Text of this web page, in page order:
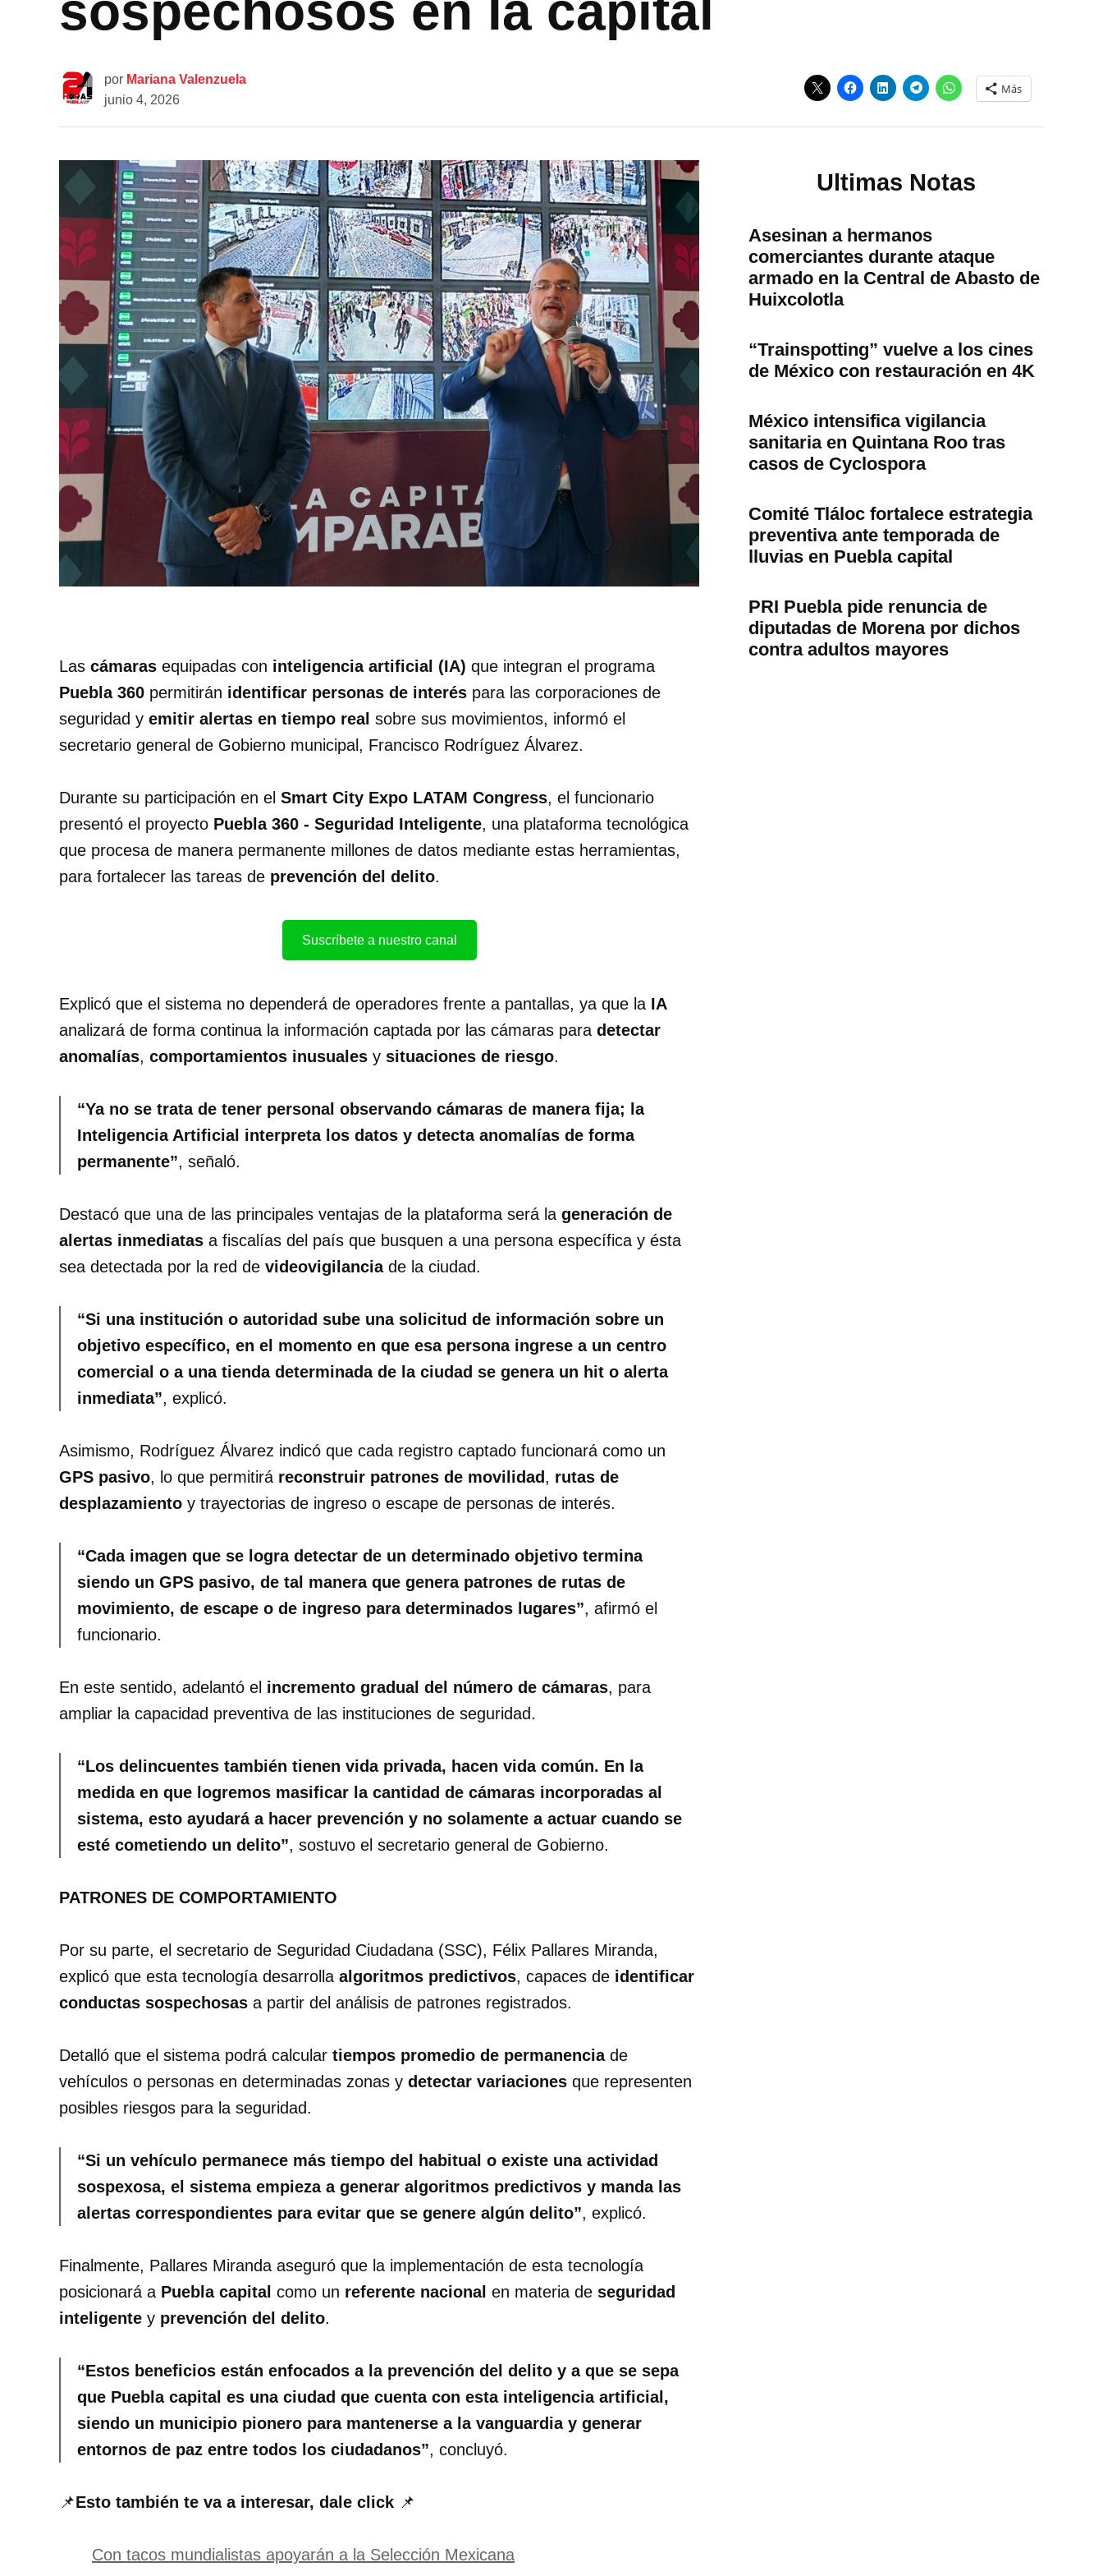
por Mariana Valenzuela
junio 4, 2026
Más
Las cámaras equipadas con inteligencia artificial (IA) que integran el programa
Puebla 360 permitirán identificar personas de interés para las corporaciones de
seguridad y emitir alertas en tiempo real sobre sus movimientos, informó el
secretario general de Gobierno municipal, Francisco Rodríguez Álvarez.
Durante su participación en el Smart City Expo LATAM Congress, el funcionario
presentó el proyecto Puebla 360 - Seguridad Inteligente, una plataforma tecnológica
que procesa de manera permanente millones de datos mediante estas herramientas,
para fortalecer las tareas de prevención del delito.
Suscríbete a nuestro canal
Explicó que el sistema no dependerá de operadores frente a pantallas, ya que la IA
analizará de forma continua la información captada por las cámaras para detectar
anomalías, comportamientos inusuales y situaciones de riesgo.
“Ya no se trata de tener personal observando cámaras de manera fija; la
Inteligencia Artificial interpreta los datos y detecta anomalías de forma
permanente”, señaló.
Destacó que una de las principales ventajas de la plataforma será la generación de
alertas inmediatas a fiscalías del país que busquen a una persona específica y ésta
sea detectada por la red de videovigilanciade la ciudad.
“Si una institución o autoridad sube una solicitud de información sobre un
objetivo específico, en el momento en que esa persona ingrese a un centro
comercial o a una tienda determinada de la ciudad se genera un hit o alerta
inmediata”, explicó.
Asimismo, Rodríguez Álvarez indicó que cada registro captado funcionará como un
GPS pasivo, lo que permitirá reconstruir patrones de movilidad , rutas de
desplazamiento y trayectorias de ingreso o escape de personas de interés.
“Cada imagen que se logra detectar de un determinado objetivo termina
siendo un GPS pasivo, de tal manera que genera patrones de rutas de
movimiento, de escape o de ingreso para determinados lugares”, afirmó el
funcionario.
En este sentido, adelantó el incremento gradual del número de cámaras, para
ampliar la capacidad preventiva de las instituciones de seguridad.
“Los delincuentes también tienen vida privada, hacen vida común. En la
medida en que logremos masificar la cantidad de cámaras incorporadas al
sistema, esto ayudará a hacer prevención y no solamente a actuar cuando se
esté cometiendo un delito”, sostuvo el secretario general de Gobierno.
PATRONES DE COMPORTAMIENTO
Por su parte, el secretario de Seguridad Ciudadana (SSC), Félix Pallares Miranda,
explicó que esta tecnología desarrolla algoritmos predictivos, capaces de identificar
conductas sospechosas a partir del análisis de patrones registrados.
Detalló que el sistema podrá calcular tiempos promedio de permanenciade
vehículos o personas en determinadas zonas y detectar variaciones que representen
posibles riesgos para la seguridad.
“Si un vehículo permanece más tiempo del habitual o existe una actividad
sospexosa, el sistema empieza a generar algoritmos predictivos y manda las
alertas correspondientes para evitar que se genere algún delito”, explicó.
Finalmente, Pallares Miranda aseguró que la implementación de esta tecnología
posicionará a Puebla capital como un referente nacional en materia de seguridad
inteligente y prevención del delito.
“Estos beneficios están enfocados a la prevención del delito y a que se sepa
que Puebla capital es una ciudad que cuenta con esta inteligencia artificial,
siendo un municipio pionero para mantenerse a la vanguardia y generar
entornos de paz entre todos los ciudadanos”, concluyó.
📌Esto también te va a interesar, dale click 📌
Con tacos mundialistas apoyarán a la Selección Mexicana
Ultimas Notas
Asesinan a hermanos
comerciantes durante ataque
armado en la Central de Abasto de
Huixcolotla
“Trainspotting” vuelve a los cines
de México con restauración en 4K
México intensifica vigilancia
sanitaria en Quintana Roo tras
casos de Cyclospora
Comité Tláloc fortalece estrategia
preventiva ante temporada de
lluvias en Puebla capital
PRI Puebla pide renuncia de
diputadas de Morena por dichos
contra adultos mayores